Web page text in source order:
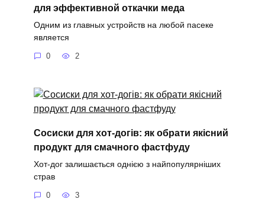
для эффективной откачки меда
Одним из главных устройств на любой пасеке
является
0 2
Сосиски для хот-догів: як обрати якісний
продукт для смачного фастфуду
Хот-дог залишається однією з найпопулярніших
страв
0 3